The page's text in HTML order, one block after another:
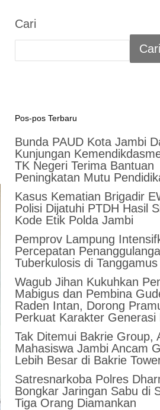
Cari
Cari
Pos-pos Terbaru
Bunda PAUD Kota Jambi
Kunjungan
TK Negeri Terima Bantuan
Peningkatan Mutu
Kasus Kematian Brigadir
Polisi Dijatuhi PTDH Hasil
Kode Etik Polda Jambi
Pemprov Lampung
Percepatan
Tuberkulosis di Tanggamus
Wagub Jihan Kukuhkan
Mabigus dan Pembina
Raden Intan, Dorong
Perkuat Karakter Generasi
Tak Ditemui Bakrie Group,
Mahasiswa Jambi Ancam
Lebih Besar di Bakrie
Satresnarkoba Polres
Bongkar Jaringan Sabu di
Tiga Orang Diamankan